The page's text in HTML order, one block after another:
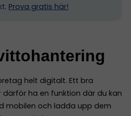
Prova gratis här!
helt digitalt. Ett bra
ha en funktion där du kan
mobilen och ladda upp dem